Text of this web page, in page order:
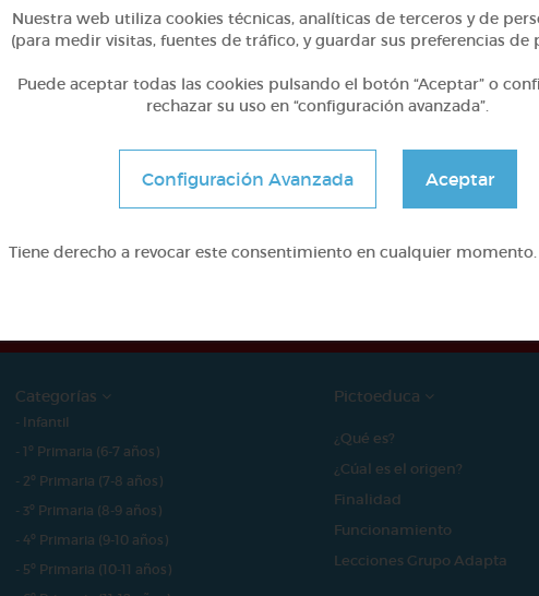
este proyecto ha sido posible gracias al
Categorías
- Infantil
- 1º Primaria (6-7 años)
- 2º Primaria (7-8 años)
- 3º Primaria (8-9 años)
- 4º Primaria (9-10 años)
- 5º Primaria (10-11 años)
Pictoeduca
¿Qué es?
¿Cúal es el origen?
Finalidad
Funcionamiento
Lecciones Grupo Adapta
Nuestra web utiliza cookies técnicas, analíticas de terceros y de
(para medir visitas, fuentes de tráfico, y guardar sus preferencias de
Puede aceptar todas las cookies pulsando el botón “Aceptar” o
rechazar su uso en “configuración avanzada”.
Configuración Avanzada Aceptar
Tiene derecho a revocar este consentimiento en cualquier momento.